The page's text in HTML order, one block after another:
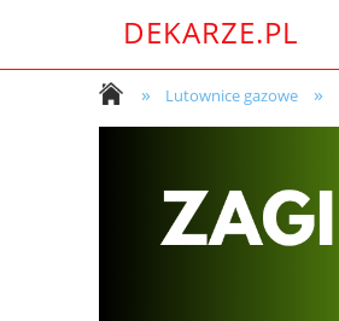
DEKARZE.PL
» Lutownice gazowe »